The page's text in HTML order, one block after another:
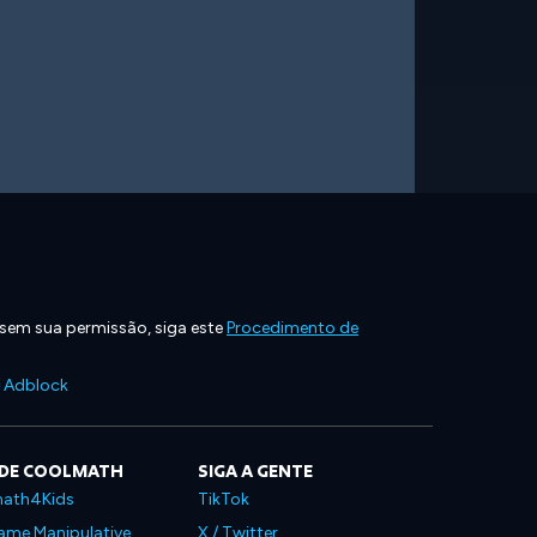
sua permissão, siga esteProcedimento de
Adblock
COOLMATH
Manipulative
SIGA A GENTE
TikTok
X / Twitter